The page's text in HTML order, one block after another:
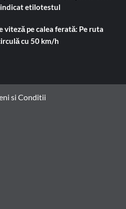
etilotestul
pe calea ferată: Pe ruta
cu 50 km/h
si Conditii